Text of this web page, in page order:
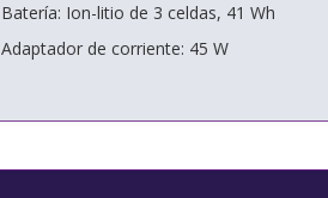
Batería: Ion-litio de 3 celdas, 41 Wh
Adaptador de corriente: 45 W